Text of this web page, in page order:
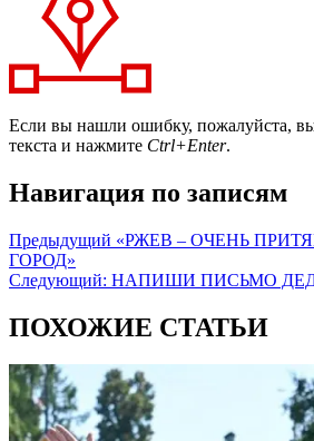
Если вы нашли ошибку, пожалуйста,
текста и нажмите Ctrl+Enter.
Навигация по записям
Предыдущий «РЖЕВ – ОЧЕНЬ
ГОРОД»
Следующий: НАПИШИ ПИСЬМО
ПОХОЖИЕ СТАТЬИ